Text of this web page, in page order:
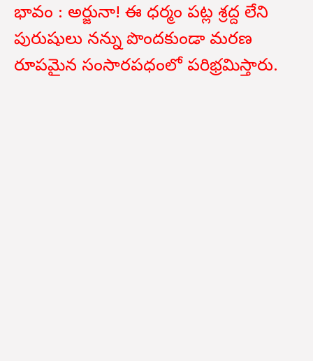
భావం : అర్జునా! ఈ ధర్మం పట్ల శ్రద్ద లేని
పురుషులు నన్ను పొందకుండా మరణ
రూపమైన సంసారపధంలో పరిభ్రమిస్తారు.